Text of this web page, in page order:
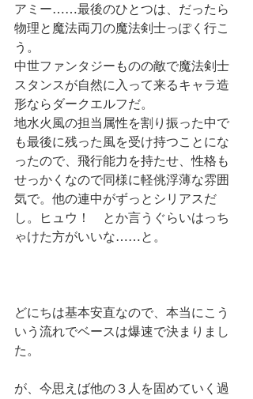
アミー……最後のひとつは、だったら
物理と魔法両刀の魔法剣士っぽく行こ
う。
中世ファンタジーものの敵で魔法剣士
スタンスが自然に入って来るキャラ造
形ならダークエルフだ。
地水火風の担当属性を割り振った中で
も最後に残った風を受け持つことにな
ったので、飛行能力を持たせ、性格も
せっかくなので同様に軽佻浮薄な雰囲
気で。他の連中がずっとシリアスだ
し。ヒュウ！　とか言うぐらいはっち
ゃけた方がいいな……と。
どにちは基本安直なので、本当にこう
いう流れでベースは爆速で決まりまし
た。
が、今思えば他の３人を固めていく過